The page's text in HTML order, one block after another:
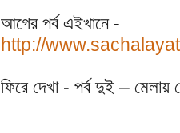
আগের পর্ব এইখানে -
http://
ফিরে দেখা - পর্ব দুই – মেলায়